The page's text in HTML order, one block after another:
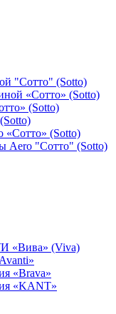
"Сотто" (Sotto)
«Сотто» (Sotto)
(Sotto)
(Sotto)
Aero "Сотто" (Sotto)
«Вива» (Viva)
«Brava»
«KANT»